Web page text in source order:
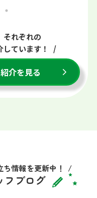
それぞれの
ています！
介を見る
情報を更新中！
フブログ